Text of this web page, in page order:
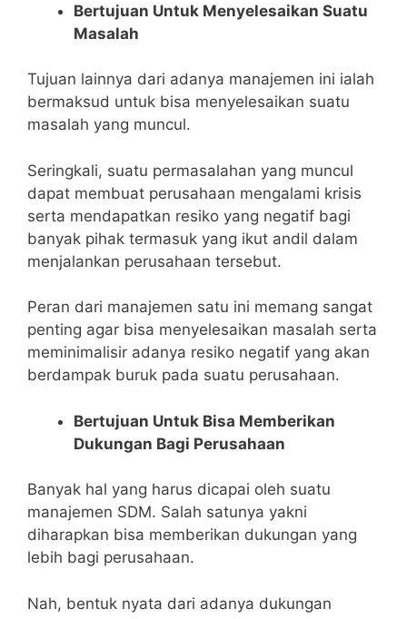
Bertujuan Untuk Menyelesaikan Suatu
Masalah
Tujuan lainnya dari adanya manajemen ini ialah
bermaksud untuk bisa menyelesaikan suatu
masalah yang muncul.
Seringkali, suatu permasalahan yang muncul
dapat membuat perusahaan mengalami krisis
serta mendapatkan resiko yang negatif bagi
banyak pihak termasuk yang ikut andil dalam
menjalankan perusahaan tersebut.
Peran dari manajemen satu ini memang sangat
penting agar bisa menyelesaikan masalah serta
meminimalisir adanya resiko negatif yang akan
berdampak buruk pada suatu perusahaan.
Bertujuan Untuk Bisa Memberikan
Dukungan Bagi Perusahaan
Banyak hal yang harus dicapai oleh suatu
manajemen SDM. Salah satunya yakni
diharapkan bisa memberikan dukungan yang
lebih bagi perusahaan.
Nah, bentuk nyata dari adanya dukungan